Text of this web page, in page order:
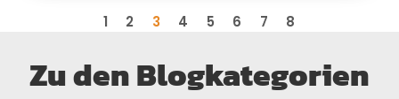
1 2 3 4 5 6 7 8
Zu den Blogkategorien